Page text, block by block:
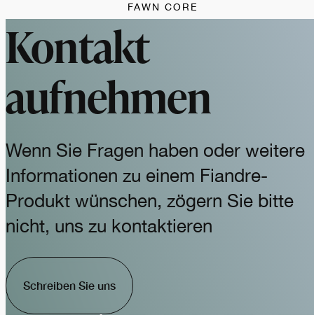
FAWN CORE
Kontakt
aufnehmen
Wenn Sie Fragen haben oder weitere
Informationen zu einem Fiandre-
Produkt wünschen, zögern Sie bitte
nicht, uns zu kontaktieren
Schreiben Sie uns